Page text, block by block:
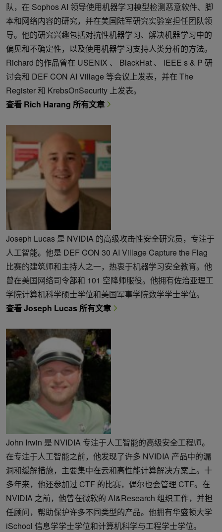
队，在 Sophos AI 领导使用机器学习模型检测恶意软件、脚
本和网络内容的研究，并在美国陆军研究实验室担任团队领
导。他的研究兴趣包括对抗性机器学习、解决机器学习中的
偏见和不确定性，以及使用机器学习支持人类分析的方法。
Richard 的作品曾在 USENIX 、 BlackHat 、 IEEE s & P 研
讨会和 DEF CON AI Village 等会议上发表，并在 The
Register 和 KrebsOnSecurity 上发表。
查看 Rich Harang 所有文章
Joseph Lucas 是 NVIDIA 的高级攻击性安全研究员，专注于
人工智能。他是 DEF CON 30 AI Village Capture the Flag
比赛的建筑师和主持人之一，热衷于机器学习安全教育。他
曾在美国网络司令部和 101 空降师服役。他拥有佐治亚理工
学院计算机科学硕士学位和美国军事学院数学学士学位。
查看 Joseph Lucas 所有文章
John Irwin 是 NVIDIA 专注于人工智能的高级安全工程师。
在专注于人工智能之前，他发现了许多 NVIDIA 产品中的漏
洞和缓解措施，主要集中在云和高性能计算解决方案上。十
多年来，他还参加过 CTF 的比赛，偶尔也会管理 CTF。在
NVIDIA 之前，他曾在微软的 AI&Research 组织工作，并担
任顾问，帮助保护许多不同类型的产品。他拥有华盛顿大学
iSchool 信息学学士学位和计算机科学与工程学士学位。